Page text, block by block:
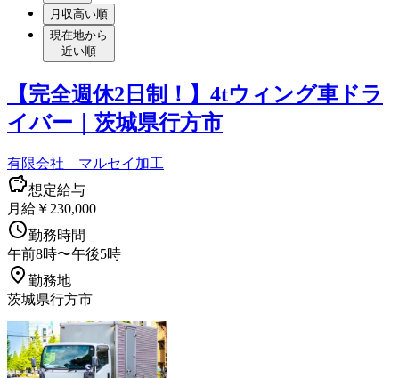
月収高い順
現在地から
近い順
【完全週休2日制！】4tウィング車ドラ
イバー｜茨城県行方市
有限会社 マルセイ加工
想定給与
月給￥230,000
勤務時間
午前8時〜午後5時
勤務地
茨城県行方市